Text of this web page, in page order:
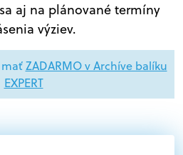
aj na plánované termíny
výziev.
ZADARMO v Archíve balíku
EXPERT